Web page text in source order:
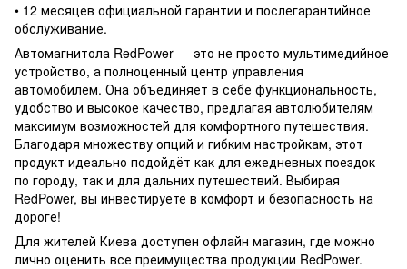
• 12 месяцев официальной гарантии и послегарантийное
обслуживание.
Автомагнитола RedPower — это не просто мультимедийное
устройство, а полноценный центр управления
автомобилем. Она объединяет в себе функциональность,
удобство и высокое качество, предлагая автолюбителям
максимум возможностей для комфортного путешествия.
Благодаря множеству опций и гибким настройкам, этот
продукт идеально подойдёт как для ежедневных поездок
по городу, так и для дальних путешествий. Выбирая
RedPower, вы инвестируете в комфорт и безопасность на
дороге!
Для жителей Киева доступен офлайн магазин, где можно
лично оценить все преимущества продукции RedPower.